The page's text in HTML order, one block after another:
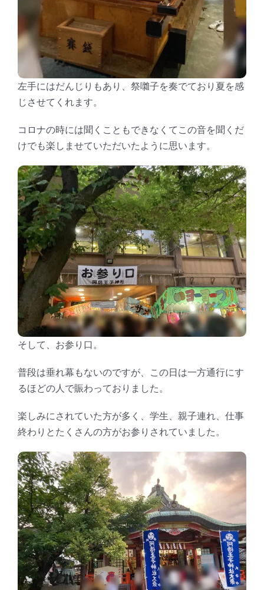
左手にはだんじりもあり、祭囃子を奏でており夏を感
じさせてくれます。
コロナの時には聞くこともできなくてこの音を聞くだ
けでも楽しませていただいたように思います。
そして、お参り口。
普段は垂れ幕もないのですが、この日は一方通行にす
るほどの人で賑わっておりました。
楽しみにされていた方が多く、学生、親子連れ、仕事
終わりとたくさんの方がお参りされていました。